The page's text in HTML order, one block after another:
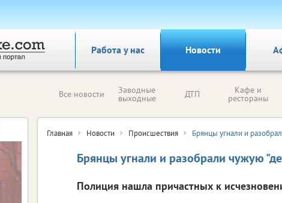
Работа у нас Новости
Все новости Заводные
выходные ДТП Кафе и
рестораны
Главная Новости Происшествия Брянцы угнали и
Брянцы угнали и разобрали чужую
Полиция нашла причастных к